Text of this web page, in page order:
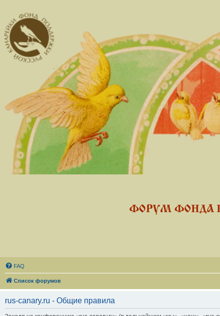
ФОРУМ ФОНДА
FAQ
Список форумов
rus-canary.ru - Общие правила